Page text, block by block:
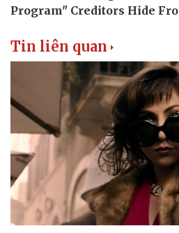
Doanh nghiệp
Thông tin doanh nghiệp
Doanh nghiệp 24h
Doanh nhân
Vì cộng đồng
Tin liên quan